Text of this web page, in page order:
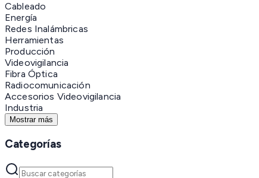
Cableado
Energía
Redes Inalámbricas
Herramientas
Producción
Videovigilancia
Fibra Óptica
Radiocomunicación
Accesorios Videovigilancia
Industria
Mostrar más
Categorías